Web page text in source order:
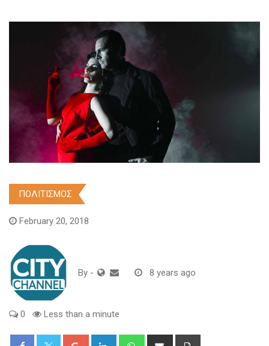
ΠΟΛΙΤΙΣΜΟΣ
February 20, 2018
By - 8 years ago
0 Less than a minute
Google+ LinkedIn WhatsappShare